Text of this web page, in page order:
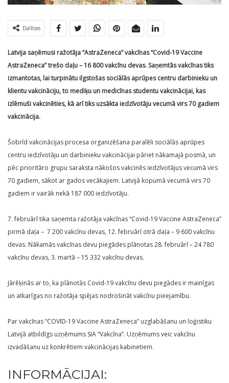
Dalīties
Latvija saņēmusi ražotāja “AstraZeneca” vakcīnas “Covid-19 Vaccine
AstraZeneca” trešo daļu – 16 800 vakcīnu devas. Saņemtās vakcīnas tiks
izmantotas, lai turpinātu ilgstošas sociālās aprūpes centru darbinieku un
klientu vakcināciju, to mediķu un medicīnas studentu vakcinācijai, kas
izlēmuši vakcinēties, kā arī tiks uzsākta iedzīvotāju vecumā virs 70 gadiem
vakcinācija.
Šobrīd vakcinācijas procesa organizēšana paralēli sociālās aprūpes
centru iedzīvotāju un darbinieku vakcinācijai pāriet nākamajā posmā, un
pēc prioritāro grupu saraksta nākošos vakcinēs iedzīvotājus vecumā virs
70 gadiem, sākot ar gados vecākajiem. Latvijā kopumā vecumā virs 70
gadiem ir vairāk nekā 187 000 iedzīvotāju.
7. februārī tika saņemta ražotāja vakcīnas “Covid-19 Vaccine AstraZeneca”
pirmā daļa – 7 200 vakcīnu devas, 12. februārī otrā daļa – 9 600 vakcīnu
devas. Nākamās vakcīnas devu piegādes plānotas 28. februārī – 24 780
vakcīnu devas, 3. martā – 15 332 vakcīnu devas.
Jārēķinās ar to, ka plānotās Covid-19 vakcīnu devu piegādes ir mainīgas
un atkarīgas no ražotāja spējas nodrošināt vakcīnu pieejamību.
Par vakcīnas “COVID-19 Vaccine AstraZeneca” uzglabāšanu un loģistiku
Latvijā atbildīgs uzņēmums SIA “Vakcīna”. Uzņēmums veic vakcīnu
izvadāšanu uz konkrētiem vakcinācijas kabinetiem.
INFORMĀCIJAI: